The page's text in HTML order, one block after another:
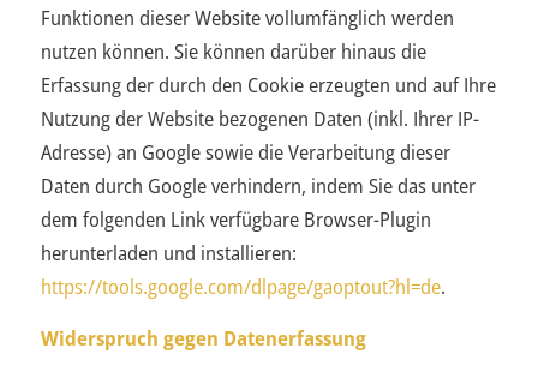
Funktionen dieser Website vollumfänglich werden
nutzen können. Sie können darüber hinaus die
Erfassung der durch den Cookie erzeugten und auf Ihre
Nutzung der Website bezogenen Daten (inkl. Ihrer IP-
Adresse) an Google sowie die Verarbeitung dieser
Daten durch Google verhindern, indem Sie das unter
dem folgenden Link verfügbare Browser-Plugin
herunterladen und installieren:
https://tools.google.com/dlpage/gaoptout?hl=de.
Widerspruch gegen Datenerfassung